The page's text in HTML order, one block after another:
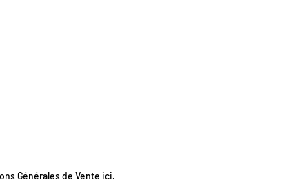
Générales de Vente ici.